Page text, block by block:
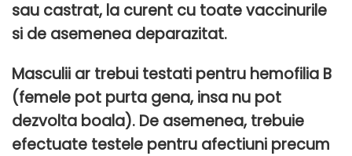
sau castrat, la curent cu toate vaccinurile
si de asemenea deparazitat.
Masculii ar trebui testati pentru hemofilia B
(femele pot purta gena, insa nu pot
dezvolta boala). De asemenea, trebuie
efectuate testele pentru afectiuni precum